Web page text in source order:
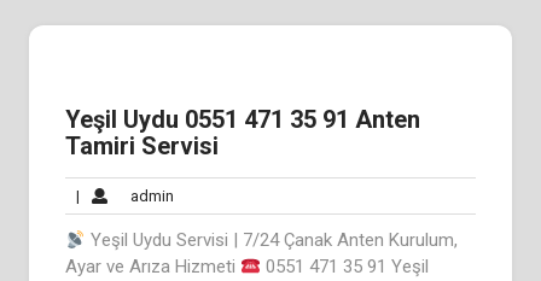
Yeşil Uydu 0551 471 35 91 Anten
Tamiri Servisi
| admin
Yeşil Uydu Servisi | 7/24 Çanak Anten Kurulum,
Ayar ve Arıza Hizmeti
0551 471 35 91 Yeşil